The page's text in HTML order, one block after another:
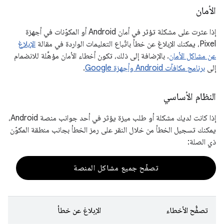
الأمان
إذا عثرت على مشكلة تؤثر في أمان Android أو المكوّنات في أجهزة
Pixel، يمكنك الإبلاغ عن خطأ باتّباع التعليمات الواردة في مقالة
الإبلاغ
عن مشاكل الأمان. بالإضافة إلى ذلك، تكون أخطاء الأمان مؤهَّلة للانضمام
إلى برنامج مكافآت Android وأجهزة Google .
النظام الأساسي
إذا كانت لديك مشكلة أو طلب ميزة يؤثر في أحد جوانب منصة Android،
يمكنك تسجيل الخطأ من خلال النقر على رمز الخطأ بجانب منطقة المكوّن
ذي الصلة:
تصفّح جميع مشاكل المنصة
تصفُّح الأخطاء الإبلاغ عن خطأ